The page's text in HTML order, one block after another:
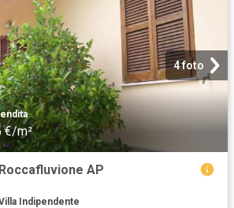
4 foto
€/m²
AP
Indipendente